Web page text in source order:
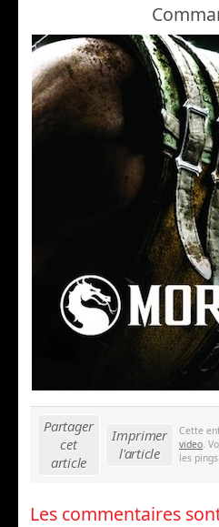
Partager
cet
article
Imprimer
l'article
Cette
video.
les
Les commentaires